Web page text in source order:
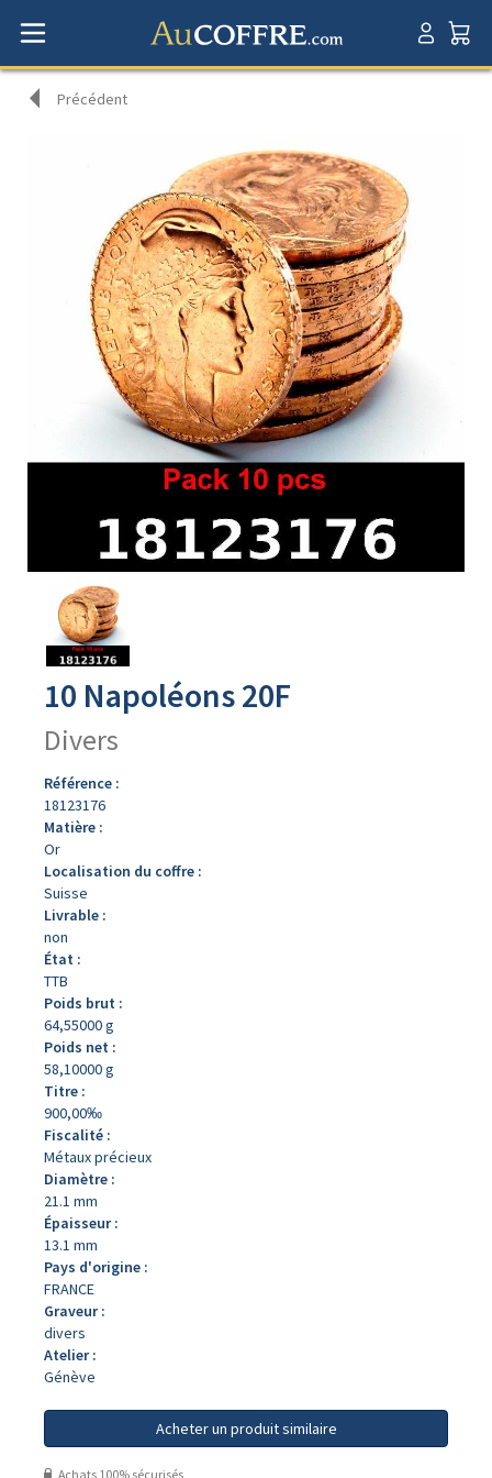
Précédent
produit
10 Napoléons 20F
Divers
Référence :
18123176
Matière :
Or
Localisation du coffre :
Suisse
Livrable :
non
État :
TTB
Poids brut :
64,55000 g
Poids net :
58,10000 g
Titre :
900,00‰
Fiscalité :
Métaux précieux
Diamètre :
21.1 mm
Épaisseur :
13.1 mm
Pays d'origine :
FRANCE
Graveur :
divers
Atelier :
Génève
Acheter un produit similaire
Achats 100% sécurisés